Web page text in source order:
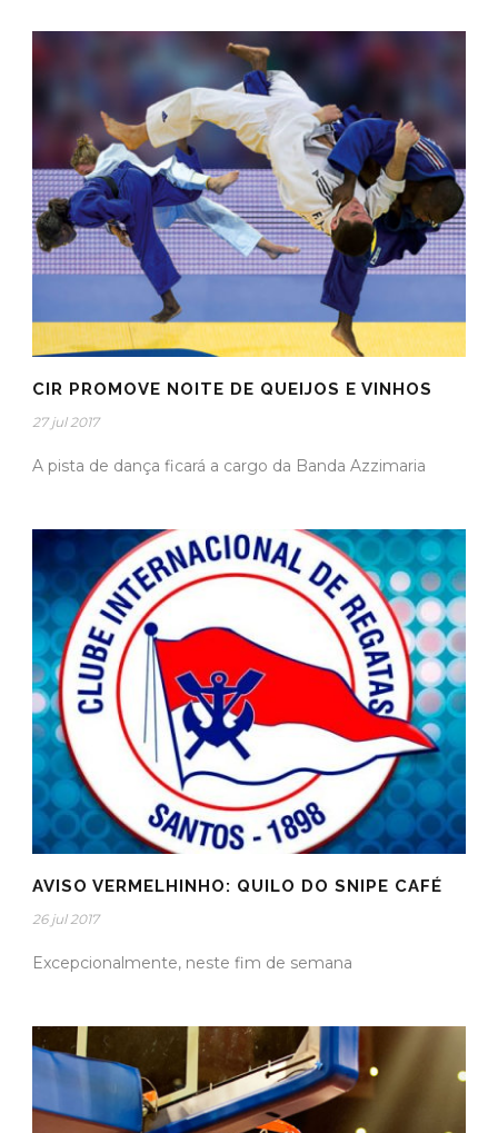
CIR PROMOVE NOITE DE QUEIJOS E VINHOS
27 jul 2017
A pista de dança ficará a cargo da Banda Azzimaria
AVISO VERMELHINHO: QUILO DO SNIPE CAFÉ
26 jul 2017
Excepcionalmente, neste fim de semana